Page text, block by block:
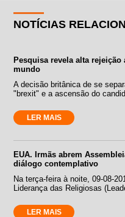
NOTÍCIAS
Pesquisa revela alta
mundo
A decisão britânica de se
"brexit" e a ascensão do
LER MAIS
EUA. Irmãs abrem
diálogo contemplativo
Na terça-feira à noite, 09-08-
Liderança das Religiosas
LER MAIS